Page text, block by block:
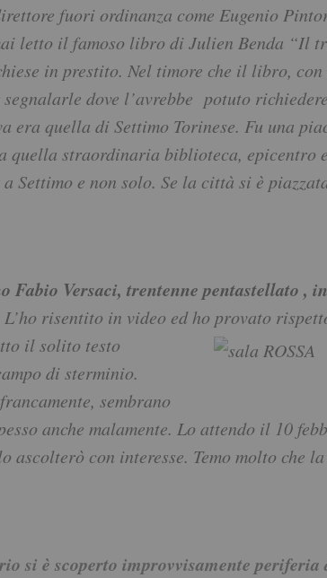
fuori ordinanza come Eugenio
letto il famoso libro di Julien Benda “Il
in prestito. Nel timore che il libro, con
dove l’avrebbe potuto
era quella di Settimo Torinese. Fu una
quella straordinaria biblioteca, epicentro
Settimo e non solo. Se la città si è
Versaci, trentenne pentastellato ,
risentito in video ed ho provato
il solito testo
di sterminio.
sembrano
anche malamente. Lo attendo il 10
con interesse. Temo molto che la
si è scoperto improvvisamente periferia